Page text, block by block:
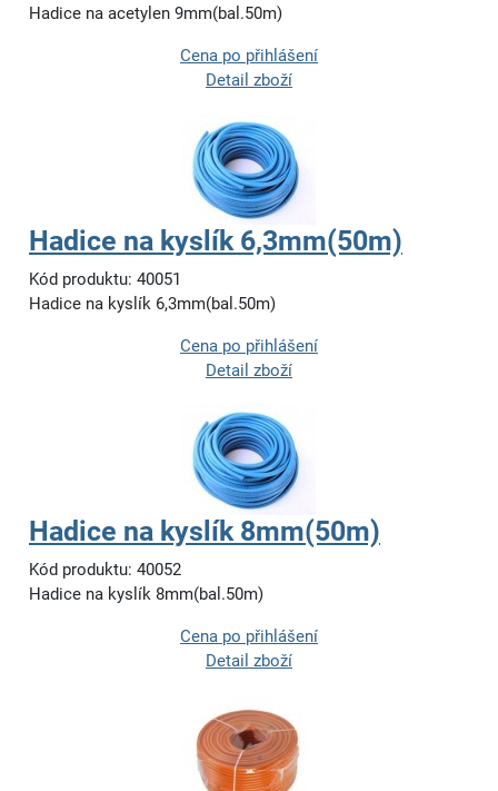
Hadice na acetylen 9mm(bal.50m)
Cena po přihlášení
Detail zboží
Hadice na kyslík 6,3mm(50m)
Kód produktu: 40051
Hadice na kyslík 6,3mm(bal.50m)
Cena po přihlášení
Detail zboží
Hadice na kyslík 8mm(50m)
Kód produktu: 40052
Hadice na kyslík 8mm(bal.50m)
Cena po přihlášení
Detail zboží